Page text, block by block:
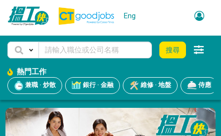
Eng
搜尋
熱門工作
兼職 · 炒散 銀行 · 金融 維修 · 地盤 侍應